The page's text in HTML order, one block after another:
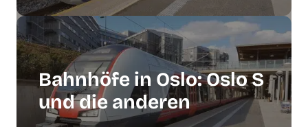
Bahnhöfe in Oslo: Oslo S
und die anderen